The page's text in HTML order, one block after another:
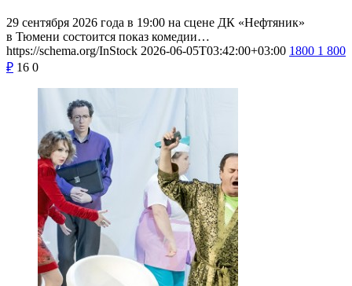
29 сентября 2026 года в 19:00 на сцене ДК «Нефтяник»
в Тюмени состоится показ комедии…
https://schema.org/InStock 2026-06-05T03:42:00+03:00 1800 1 800
₽ 16 0